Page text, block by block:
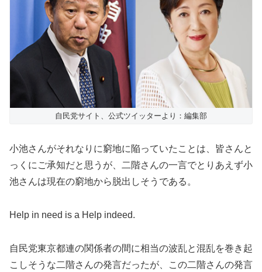
自民党サイト、公式ツイッターより：編集部
小池さんがそれなりに窮地に陥っていたことは、皆さんと
っくにご承知だと思うが、二階さんの一言でとりあえず小
池さんは現在の窮地から脱出しそうである。
Help in need is a Help indeed.
自民党東京都連の関係者の間に相当の波乱と混乱を巻き起
こしそうな二階さんの発言だったが、この二階さんの発言